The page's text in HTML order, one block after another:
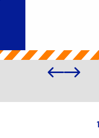
slide
meer